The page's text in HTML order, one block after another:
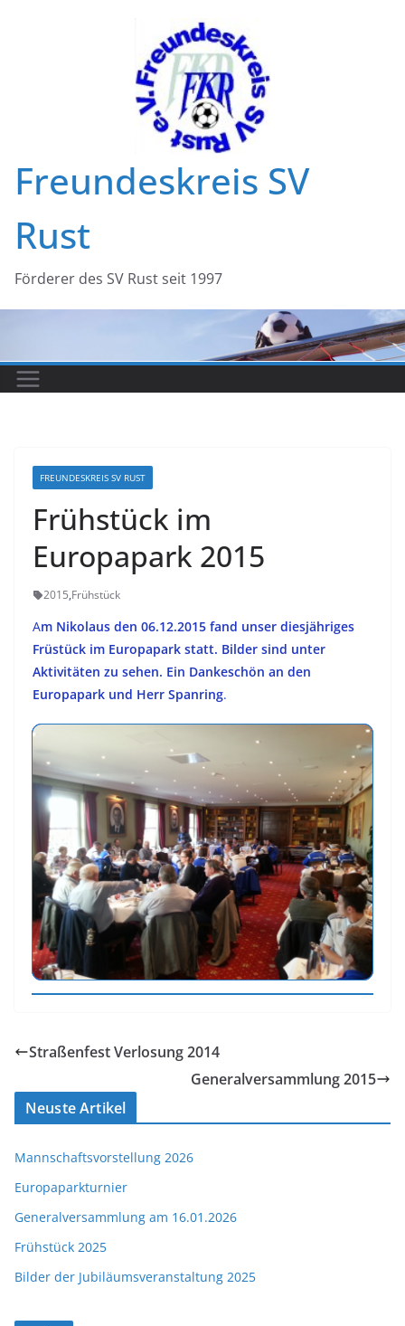
Freundeskreis SV
Rust
Förderer des SV Rust seit 1997
FREUNDESKREIS SV RUST
Frühstück im
Europapark 2015
2015,Frühstück
Am Nikolaus den 06.12.2015 fand unser diesjähriges
Früstück im Europapark statt. Bilder sind unter
Aktivitäten zu sehen. Ein Dankeschön an den
Europapark und Herr Spanring.
Straßenfest Verlosung 2014
Generalversammlung 2015
Neuste Artikel
Mannschaftsvorstellung 2026
Europaparkturnier
Generalversammlung am 16.01.2026
Frühstück 2025
Bilder der Jubiläumsveranstaltung 2025